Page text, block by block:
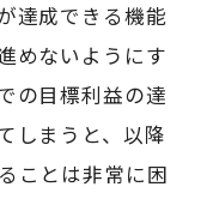
達成できる機能
めないようにす
の目標利益の達
しまうと、以降
ことは非常に困